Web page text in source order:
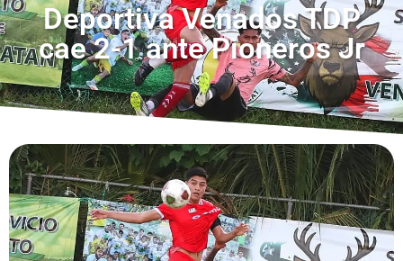
Deportiva Venados TDP
cae 2-1 ante Pioneros Jr